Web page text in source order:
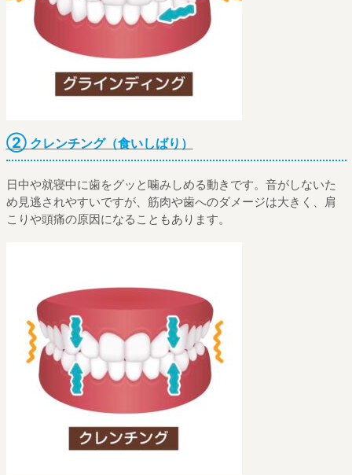
② クレンチング（食いしばり）
日中や就寝中に歯をグッと噛みしめる動きです。音がしないた
め見逃されやすいですが、筋肉や歯へのダメージは大きく、肩
こりや頭痛の原因になることもあります。